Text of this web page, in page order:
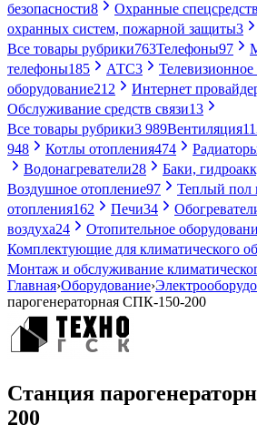
безопасности8 Охранные
охранных систем, пожарной защиты3
Все товары рубрики763Телефоны97
телефоны185 АТС3
оборудование212 Интернет
Обслуживание средств связи13
Все товары рубрики3 989Вентиляция
948
Котлы отопления474
Водонагреватели28 Баки,
Воздушное отопление97
Теплый пол
отопления162 Печи34
воздуха24 Отопительное
Комплектующие для климатического
Монтаж и обслуживание
Главная›Оборудование›
парогенераторная СПК-150-200
Станция
200